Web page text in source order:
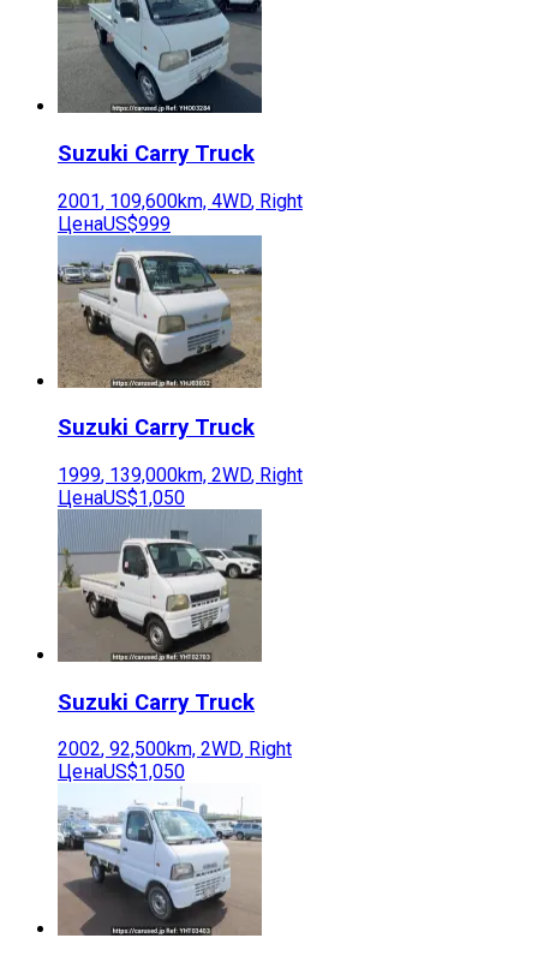
Suzuki Carry Truck
2001, 109,600km, 4WD, Right
ЦенаUS$999
Suzuki Carry Truck
1999, 139,000km, 2WD, Right
ЦенаUS$1,050
Suzuki Carry Truck
2002, 92,500km, 2WD, Right
ЦенаUS$1,050